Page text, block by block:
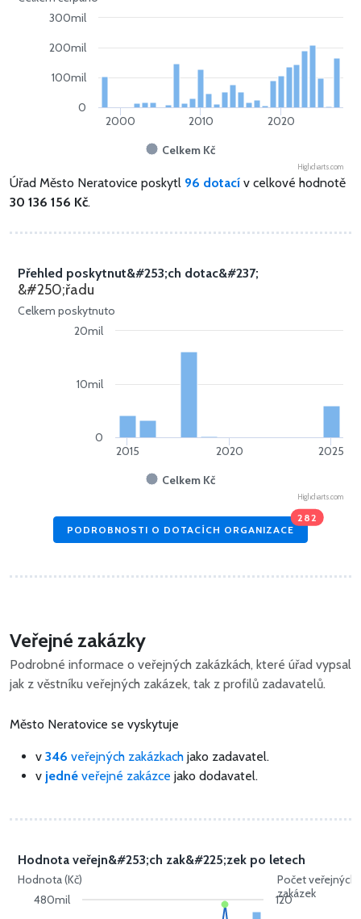
Celkem Kč
2000 2010 2020
0
100mil
200mil
300mil
Highcharts.com
Úřad Město Neratovice poskytl 96 dotací v celkové hodnotě
30 136 156 Kč.
Celkem poskytnuto
Přehled poskytnut&#253;ch dotac&#237;
&#250;řadu
Celkem Kč
2020
2015 2025
0
10mil
20mil
Highcharts.com
PODROBNOSTI O DOTACÍCH ORGANIZACE
282
Veřejné zakázky
Podrobné informace o veřejných zakázkách, které úřad vypsal
jak z věstníku veřejných zakázek, tak z profilů zadavatelů.
Město Neratovice se vyskytuje
v 346 veřejných zakázkach jako zadavatel.
v jedné veřejné zakázce jako dodavatel.
Hodnota (Kč)
Počet veřejných
zakázek
Hodnota veřejn&#253;ch zak&#225;zek po letech
480mil 120